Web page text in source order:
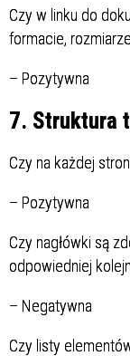
Czy w linku do
formacie,
– Pozytywna
7. Struktura
Czy na każdej
– Pozytywna
Czy nagłówki są
odpowiedniej
– Negatywna
Czy listy